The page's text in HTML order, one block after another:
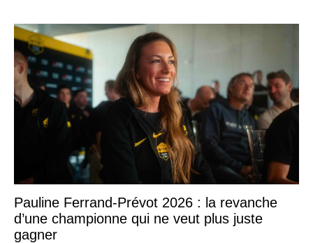
Pauline Ferrand-Prévot 2026 : la revanche
d’une championne qui ne veut plus juste
gagner